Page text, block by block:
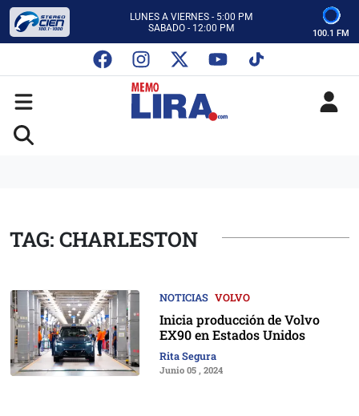
LUNES A VIERNES - 5:00 PM
SABADO - 12:00 PM
CON MEMO LIRA Y SU EQUIPO
LUNES A VIERNES - 5:00 PM
SABADO - 12:00 PM
100.1 FM
TAG: CHARLESTON
NOTICIAS VOLVO
Inicia producción de Volvo
EX90 en Estados Unidos
Rita Segura
Junio 05 , 2024